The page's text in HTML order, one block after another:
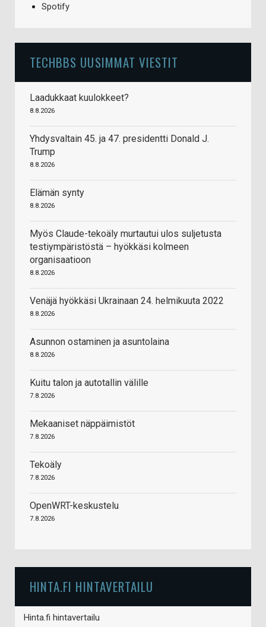
Spotify
TECHBBS UUSIMMAT VIESTIT
Laadukkaat kuulokkeet?
8.8.2026
Yhdysvaltain 45. ja 47. presidentti Donald J.
Trump
8.8.2026
Elämän synty
8.8.2026
Myös Claude-tekoäly murtautui ulos suljetusta
testiympäristöstä – hyökkäsi kolmeen
organisaatioon
8.8.2026
Venäjä hyökkäsi Ukrainaan 24. helmikuuta 2022
8.8.2026
Asunnon ostaminen ja asuntolaina
8.8.2026
Kuitu talon ja autotallin välille
7.8.2026
Mekaaniset näppäimistöt
7.8.2026
Tekoäly
7.8.2026
OpenWRT-keskustelu
7.8.2026
HINTA.FI HINTAVERTAILU
Hinta.fi hintavertailu